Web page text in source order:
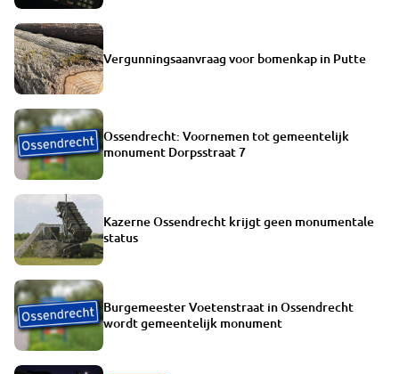
Vergunningsaanvraag voor bomenkap in Putte
Ossendrecht: Voornemen tot gemeentelijk
monument Dorpsstraat 7
Kazerne Ossendrecht krijgt geen monumentale
status
Burgemeester Voetenstraat in Ossendrecht
wordt gemeentelijk monument